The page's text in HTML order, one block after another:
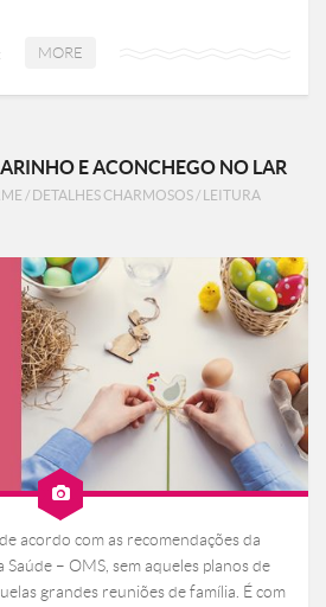
MORE
E ACONCHEGO NO LAR
/ DETALHES CHARMOSOS /
LEITURA
acordo com as recomendações da
– OMS, sem aqueles planos de
grandes reuniões de família. É com